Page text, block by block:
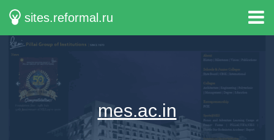
sites.reformal.ru
mes.ac.in